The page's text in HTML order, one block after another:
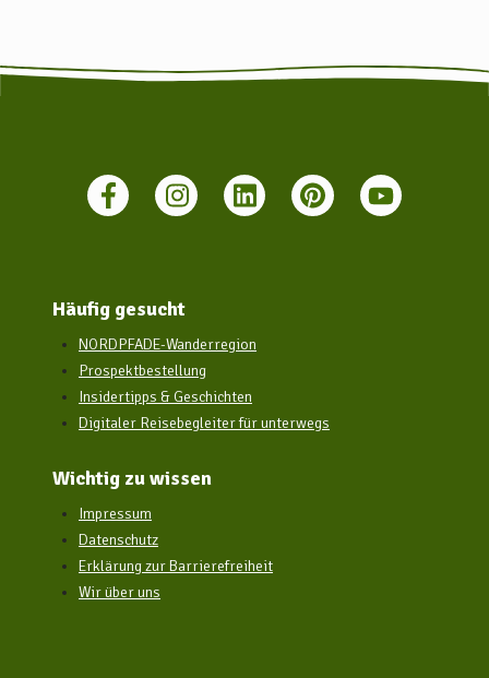
Häufig gesucht
NORDPFADE-Wanderregion
Prospektbestellung
Insidertipps & Geschichten
Digitaler Reisebegleiter für unterwegs
Wichtig zu wissen
Impressum
Datenschutz
Erklärung zur Barrierefreiheit
Wir über uns